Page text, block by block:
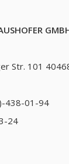
Str. 101
438-01-94
24